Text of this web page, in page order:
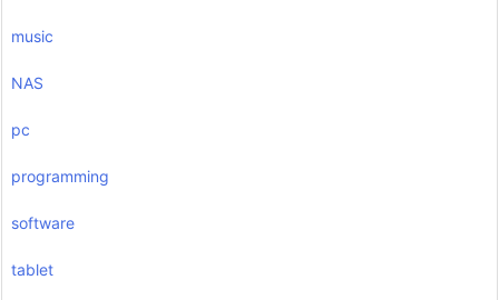
music
NAS
pc
programming
software
tablet